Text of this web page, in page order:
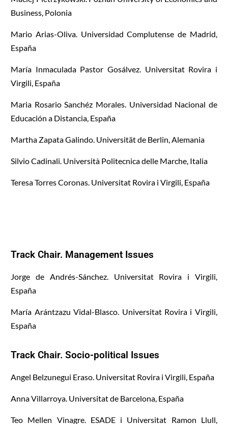
Business, Polonia
Mario Arias-Oliva. Universidad Complutense de Madrid,
España
María Inmaculada Pastor Gosálvez. Universitat Rovira i
Virgili, España
Maria Rosario Sanchéz Morales. Universidad Nacional de
Educación a Distancia, España
Martha Zapata Galindo. Universität de Berlin, Alemania
Silvio Cadinali. Università Politecnica delle Marche, Italia
Teresa Torres Coronas. Universitat Rovira i Virgili, España
Track Chair. Management Issues
Jorge de Andrés-Sánchez. Universitat Rovira i Virgili,
España
María Arántzazu Vidal-Blasco. Universitat Rovira i Virgili,
España
Track Chair. Socio-political Issues
Angel Belzunegui Eraso. Universitat Rovira i Virgili, España
Anna Villarroya. Universitat de Barcelona, España
Teo Mellen Vinagre. ESADE i Universitat Ramon Llull,